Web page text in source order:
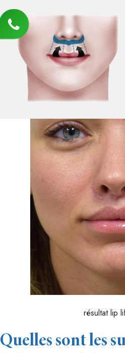
résultat lip
Quelles sont les